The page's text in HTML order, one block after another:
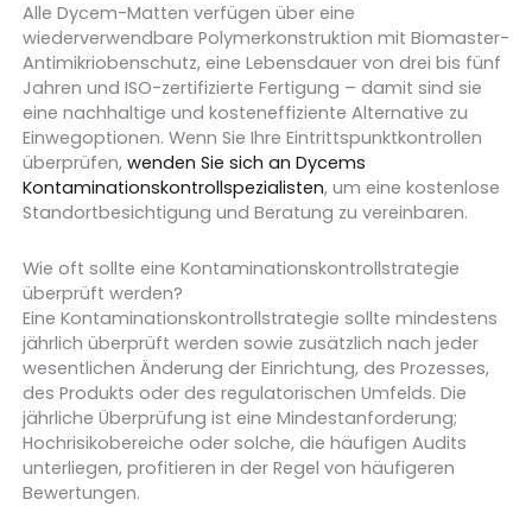
Alle Dycem-Matten verfügen über eine
wiederverwendbare Polymerkonstruktion mit Biomaster-
Antimikriobenschutz, eine Lebensdauer von drei bis fünf
Jahren und ISO-zertifizierte Fertigung – damit sind sie
eine nachhaltige und kosteneffiziente Alternative zu
Einwegoptionen. Wenn Sie Ihre Eintrittspunktkontrollen
überprüfen, wenden Sie sich an Dycems
Kontaminationskontrollspezialisten, um eine kostenlose
Standortbesichtigung und Beratung zu vereinbaren.
Wie oft sollte eine Kontaminationskontrollstrategie
überprüft werden?
Eine Kontaminationskontrollstrategie sollte mindestens
jährlich überprüft werden sowie zusätzlich nach jeder
wesentlichen Änderung der Einrichtung, des Prozesses,
des Produkts oder des regulatorischen Umfelds. Die
jährliche Überprüfung ist eine Mindestanforderung;
Hochrisikobereiche oder solche, die häufigen Audits
unterliegen, profitieren in der Regel von häufigeren
Bewertungen.